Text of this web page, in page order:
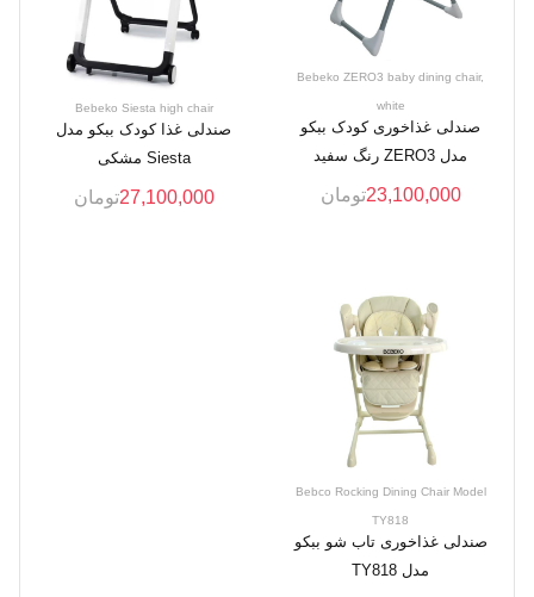
Bebeko ZERO3 baby dining chair,
white
صندلی غذاخوری کودک ببکو
مدل ZERO3 رنگ سفید
23,100,000تومان
Bebeko Siesta high chair
صندلی غذا کودک ببکو مدل
Siesta مشکی
27,100,000تومان
Bebco Rocking Dining Chair Model
TY818
صندلی غذاخوری تاب شو ببکو
مدل TY818